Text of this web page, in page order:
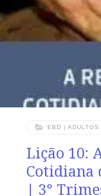
da fé em tempo de
Segunda – 1 Ts
poder do Espírito
EBD | ADULTOS
Lição 10:
Cotidiana
| 3°